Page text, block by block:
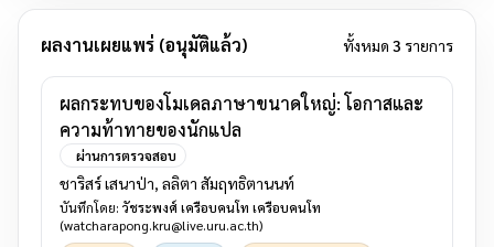
ผลงานเผยแพร่ (อนุมัติแล้ว) ทั้งหมด 3 รายการ
ผลกระทบของโมเดลภาษาขนาดใหญ่: โอกาสและ
ความท้าทายของนักแปล
ผ่านการตรวจสอบ
ชาริสร์ เสนาป่า, ลลิตา สัมฤทธิตานนท์
บันทึกโดย: วัชระพงศ์ เครือบคนโท เครือบคนโท
(watcharapong.kru@live.uru.ac.th)